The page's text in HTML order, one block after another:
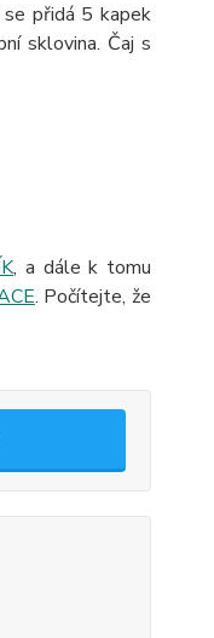
přidá 5 kapek
sklovina. Čaj s
, a dále k tomu
. Počítejte, že